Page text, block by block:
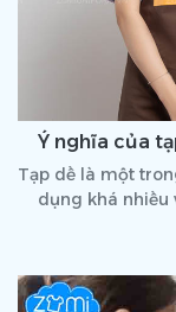
Ý nghĩa của
Tạp dề là một
dụng khá nhiều
càng phát triển,
trở nên đa dạng
tạp dề, thì sản
nhiều ý nghĩa với